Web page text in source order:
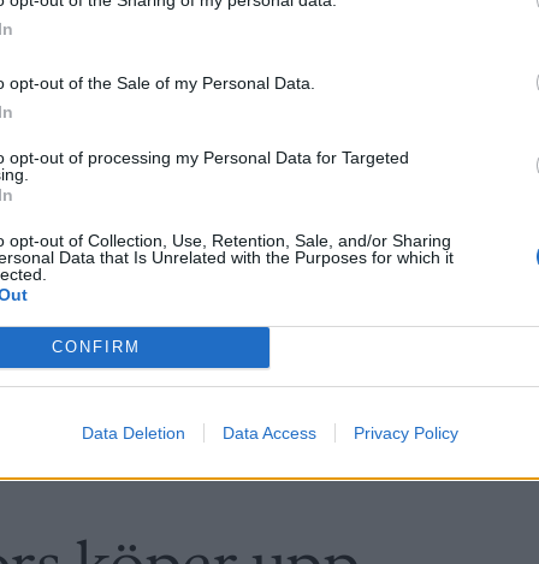
opt-out of the Sale of my Personal Data.
opt-out of processing my Personal Data for Targeted
opt-out of Collection, Use, Retention, Sale, and/or Sharing
Data that Is Unrelated with the Purposes for which it
CONFIRM
Data Deletion Data Access Privacy Policy
tar över när
flyttar